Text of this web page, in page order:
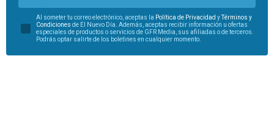
Al someter tu correo electrónico, aceptas la Política de Privacidad yTérminos y
Condiciones de El Nuevo Día. Además, aceptas recibir información u ofertas
especiales de productos o servicios de GFR Media, sus afiliadas o de terceros.
Podrás optar salirte de los boletines en cualquier momento.